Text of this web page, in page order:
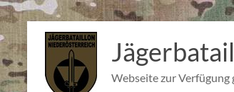
Inhalt
springen
Webseite zur Verfügung